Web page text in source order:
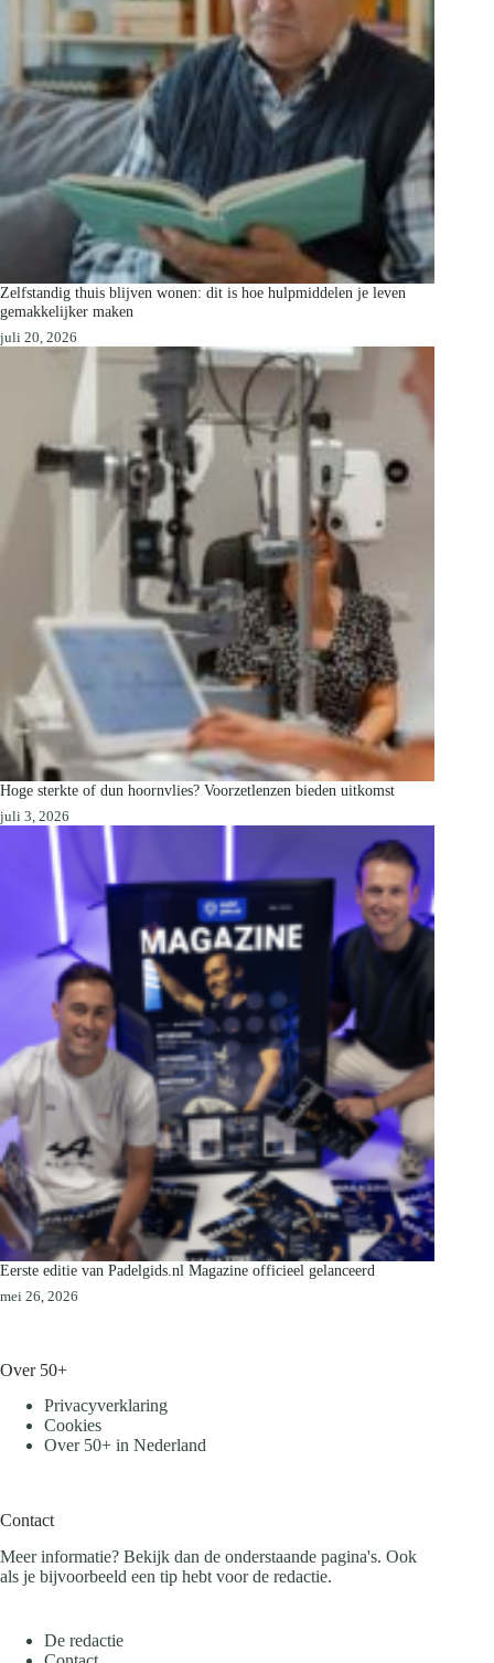
Zelfstandig thuis blijven wonen: dit is hoe hulpmiddelen je leven
gemakkelijker maken
juli 20, 2026
Hoge sterkte of dun hoornvlies? Voorzetlenzen bieden uitkomst
juli 3, 2026
Eerste editie van Padelgids.nl Magazine officieel gelanceerd
mei 26, 2026
Over 50+
Privacyverklaring
Cookies
Over 50+ in Nederland
Contact
Meer informatie? Bekijk dan de onderstaande pagina's. Ook
als je bijvoorbeeld een tip hebt voor de redactie.
De redactie